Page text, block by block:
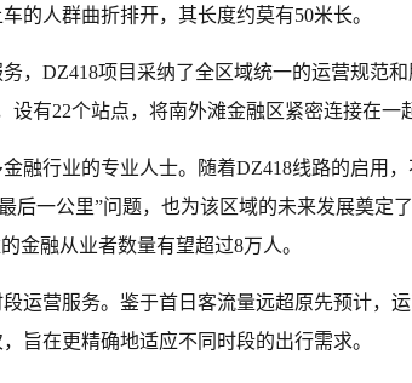
的人群曲折排开，其长度约莫有50米长。
，DZ418项目采纳了全区域统一的运营规范和
有22个站点，将南外滩金融区紧密连接在一
融行业的专业人士。随着DZ418线路的启用
后一公里”问题，也为该区域的未来发展奠定
金融从业者数量有望超过8万人。
运营服务。鉴于首日客流量远超原先预计，
旨在更精确地适应不同时段的出行需求。